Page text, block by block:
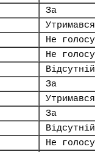
За
Утримався
Не
Не
Відсутній
За
Утримався
За
Відсутній
Не